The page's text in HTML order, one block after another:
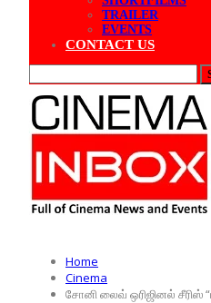
TRAILER
EVENTS
CONTACT US
Home
Cinema
சோனி லைவ் ஒரிஜினல் சீரிஸ்